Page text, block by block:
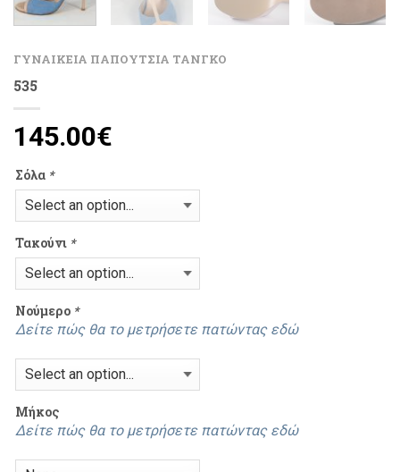
ΓΥΝΑΙΚΕΙΑ ΠΑΠΟΥΤΣΙΑ ΤΑΝΓΚΟ
535
145.00€
Σόλα *
Τακούνι *
Νούμερο *
Δείτε πώς θα το μετρήσετε πατώντας εδώ
Mήκος
Δείτε πώς θα το μετρήσετε πατώντας εδώ